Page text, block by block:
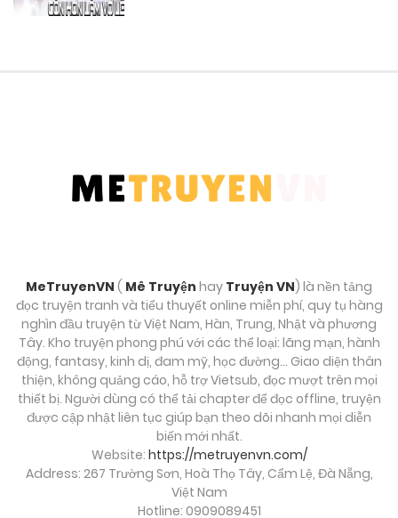
Chương 192
Tháng 9 27, 2025
Chương 190
Tháng 9 27, 2025
Chương 189
Tháng 9 27, 2025
MeTruyenVN ( Mê Truyện hay Truyện VN) là nền tảng
đọc truyện tranh và tiểu thuyết online miễn phí, quy tụ hàng
nghìn đầu truyện từ Việt Nam, Hàn, Trung, Nhật và phương
Tây. Kho truyện phong phú với các thể loại: lãng mạn, hành
động, fantasy, kinh dị, đam mỹ, học đường… Giao diện thân
thiện, không quảng cáo, hỗ trợ Vietsub, đọc mượt trên mọi
thiết bị. Người dùng có thể tải chapter để đọc offline, truyện
được cập nhật liên tục giúp bạn theo dõi nhanh mọi diễn
biến mới nhất.
Website: https://metruyenvn.com/
Address: 267 Trường Sơn, Hoà Thọ Tây, Cẩm Lệ, Đà Nẵng,
Việt Nam
Hotline: 0909089451